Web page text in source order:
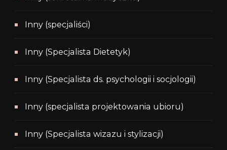
Inny (specjaliści)
Inny (Specjalista Dietetyk)
Inny (Specjalista ds. psychologii i socjologii)
Inny (specjalista projektowania ubioru)
Inny (Specjalista wizazu i stylizacji)